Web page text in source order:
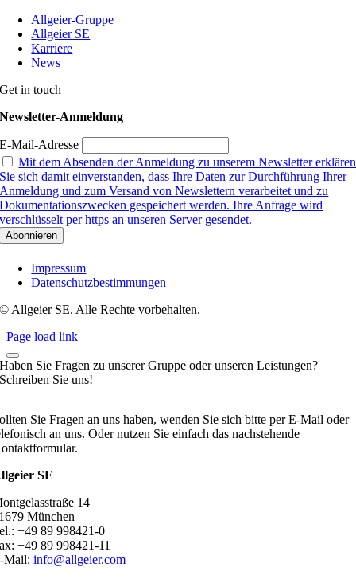
Allgeier-Gruppe
Allgeier SE
Karriere
News
Get in touch
Newsletter-Anmeldung
E-Mail-Adresse
Mit dem Absenden der Anmeldung zu unserem Newsletter erklären
Sie sich damit einverstanden, dass Ihre Daten zur Durchführung Ihrer
Anmeldung und zum Versand von Newslettern verarbeitet und zu
Dokumentationszwecken gespeichert werden. Ihre Anfrage wird
verschlüsselt per https an unseren Server gesendet.
Impressum
Datenschutzbestimmungen
© Allgeier SE. Alle Rechte vorbehalten.
Page load link
Haben Sie Fragen zu unserer Gruppe oder unseren Leistungen?
Schreiben Sie uns!
Sie Fragen an uns haben, wenden Sie sich bitte per E-Mail oder
an uns. Oder nutzen Sie einfach das nachstehende
SE
14
München
+49 89 998421-0
+49 89 998421-11
Mail:info@allgeier.com